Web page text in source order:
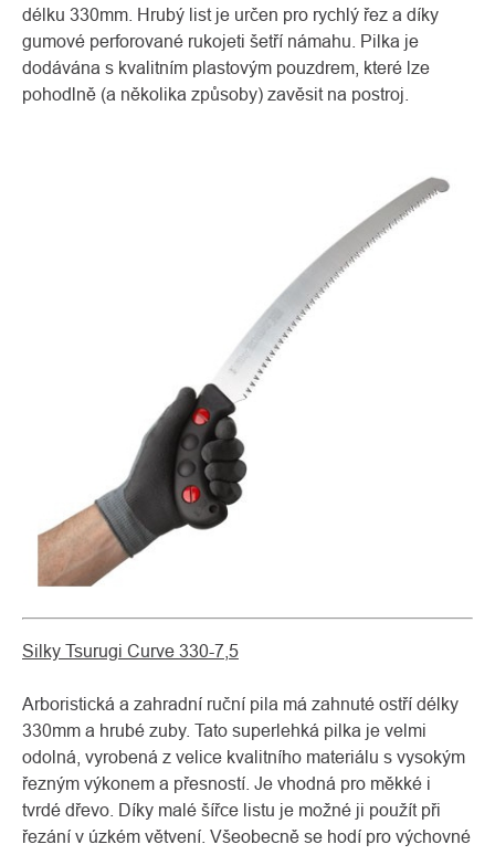
délku 330mm. Hrubý list je určen pro rychlý řez a díky
gumové perforované rukojeti šetří námahu. Pilka je
dodávána s kvalitním plastovým pouzdrem, které lze
pohodlně (a několika způsoby) zavěsit na postroj.
Silky Tsurugi Curve 330-7,5
Arboristická a zahradní ruční pila má zahnuté ostří délky
330mm a hrubé zuby. Tato superlehká pilka je velmi
odolná, vyrobená z velice kvalitního materiálu s vysokým
řezným výkonem a přesností. Je vhodná pro měkké i
tvrdé dřevo. Díky malé šířce listu je možné ji použít při
řezání v úzkém větvení. Všeobecně se hodí pro výchovné